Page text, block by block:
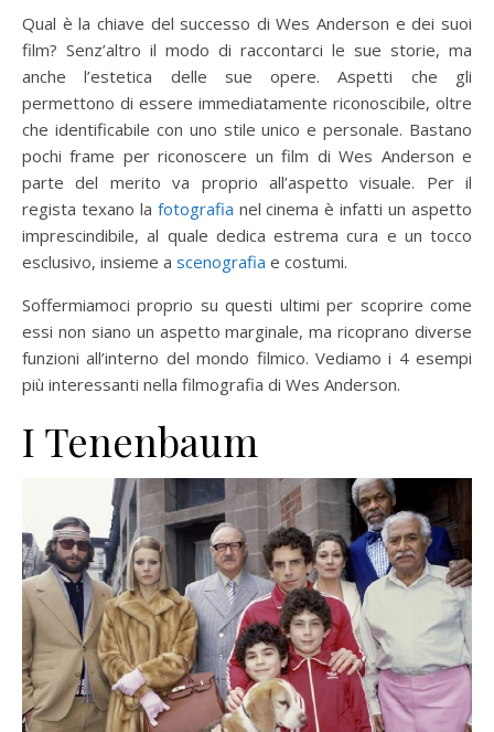
Qual è la chiave del successo di Wes Anderson e dei suoi
film? Senz’altro il modo di raccontarci le sue storie, ma
anche l’estetica delle sue opere. Aspetti che gli
permettono di essere immediatamente riconoscibile, oltre
che identificabile con uno stile unico e personale. Bastano
pochi frame per riconoscere un film di Wes Anderson e
parte del merito va proprio all’aspetto visuale. Per il
regista texano la fotografia nel cinema è infatti un aspetto
imprescindibile, al quale dedica estrema cura e un tocco
esclusivo, insieme a scenografia e costumi.
Soffermiamoci proprio su questi ultimi per scoprire come
essi non siano un aspetto marginale, ma ricoprano diverse
funzioni all’interno del mondo filmico. Vediamo i 4 esempi
più interessanti nella filmografia di Wes Anderson.
I Tenenbaum